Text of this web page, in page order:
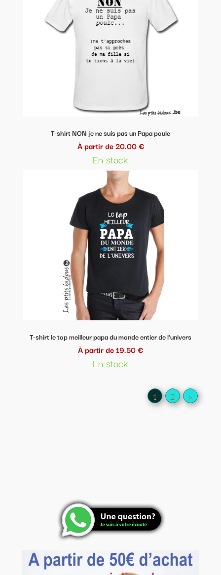
T-shirt NON je ne suis pas un Papa poule
À partir de 20.00 €
En stock
T-shirt le top meilleur papa du monde entier de l'univers
À partir de 19.50 €
En stock
1 2 >